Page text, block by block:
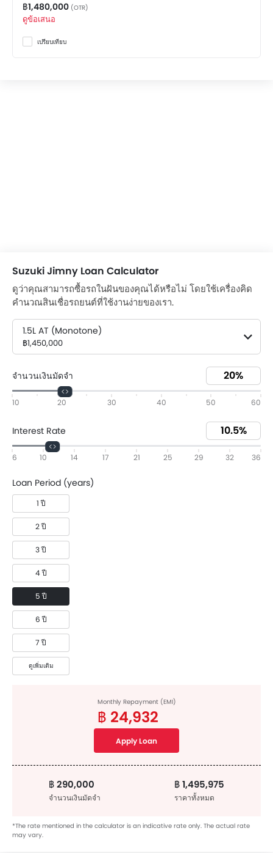
฿1,480,000 (OTR)
ดูข้อเสนอ
เปรียบเทียบ
Suzuki Jimny Loan Calculator
ดูว่าคุณสามารถซื้อรถในฝันของคุณได้หรือไม่ โดยใช้เครื่องคิด
คำนวณสินเชื่อรถยนต์ที่ใช้งานง่ายของเรา.
1.5L AT (Monotone)
฿1,450,000
จำนวนเงินมัดจำ
10 20 30 40 50 60
Interest Rate
6 10 14 17 21 25 29 32 36
Loan Period (years)
1 ปี
2 ปี
3 ปี
4 ปี
5 ปี
6 ปี
7 ปี
ดูเพิ่มเติม
Monthly Repayment (EMI)
฿ 24,932
Apply Loan
฿ 290,000
จำนวนเงินมัดจำ
฿ 1,495,975
ราคาทั้งหมด
*The rate mentioned in the calculator is an indicative rate only. The actual rate
may vary.